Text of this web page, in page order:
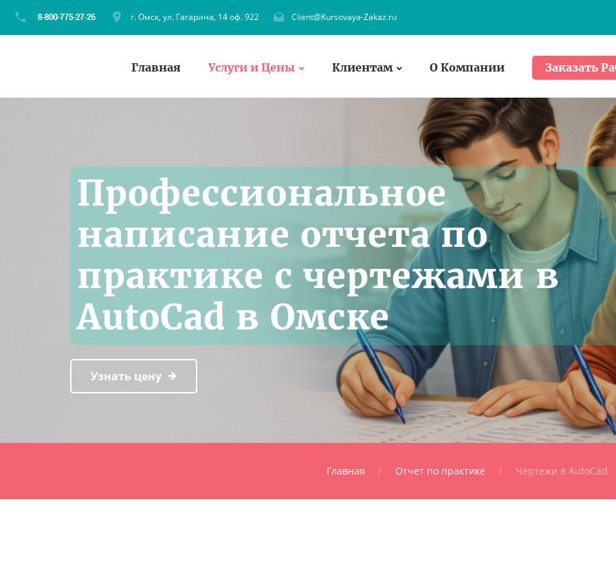
г. Омск, ул. Гагарина, 14 оф. 922 Client@Kursovaya-Zakaz.ru
Главная Услуги и Цены Клиентам О Компании Заказать
Профессиональное
написание отчета по
практике с чертежами в
AutoCad в Омске
Узнать цену
Главная Отчет по практике Чертежи в AutoCad